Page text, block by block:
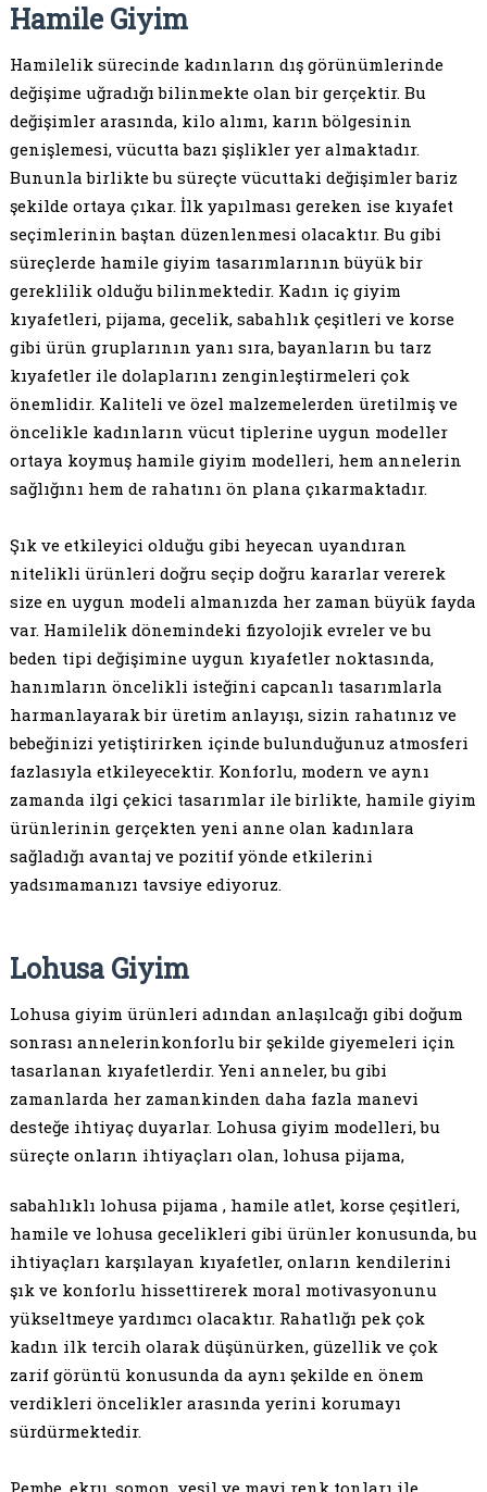
Hamile Giyim
Hamilelik sürecinde kadınların dış görünümlerinde
değişime uğradığı bilinmekte olan bir gerçektir. Bu
değişimler arasında, kilo alımı, karın bölgesinin
genişlemesi, vücutta bazı şişlikler yer almaktadır.
Bununla birlikte bu süreçte vücuttaki değişimler bariz
şekilde ortaya çıkar. İlk yapılması gereken ise kıyafet
seçimlerinin baştan düzenlenmesi olacaktır. Bu gibi
süreçlerde hamile giyim tasarımlarının büyük bir
gereklilik olduğu bilinmektedir. Kadın iç giyim
kıyafetleri, pijama, gecelik, sabahlık çeşitleri ve korse
gibi ürün gruplarının yanı sıra, bayanların bu tarz
kıyafetler ile dolaplarını zenginleştirmeleri çok
önemlidir. Kaliteli ve özel malzemelerden üretilmiş ve
öncelikle kadınların vücut tiplerine uygun modeller
ortaya koymuş hamile giyim modelleri, hem annelerin
sağlığını hem de rahatını ön plana çıkarmaktadır.
Şık ve etkileyici olduğu gibi heyecan uyandıran
nitelikli ürünleri doğru seçip doğru kararlar vererek
size en uygun modeli almanızda her zaman büyük fayda
var. Hamilelik dönemindeki fizyolojik evreler ve bu
beden tipi değişimine uygun kıyafetler noktasında,
hanımların öncelikli isteğini capcanlı tasarımlarla
harmanlayarak bir üretim anlayışı, sizin rahatınız ve
bebeğinizi yetiştirirken içinde bulunduğunuz atmosferi
fazlasıyla etkileyecektir. Konforlu, modern ve aynı
zamanda ilgi çekici tasarımlar ile birlikte, hamile giyim
ürünlerinin gerçekten yeni anne olan kadınlara
sağladığı avantaj ve pozitif yönde etkilerini
yadsımamanızı tavsiye ediyoruz.
Lohusa Giyim
Lohusa giyim ürünleri adından anlaşılcağı gibi doğum
sonrası annelerinkonforlu bir şekilde giyemeleri için
tasarlanan kıyafetlerdir. Yeni anneler, bu gibi
zamanlarda her zamankinden daha fazla manevi
desteğe ihtiyaç duyarlar. Lohusa giyim modelleri, bu
süreçte onların ihtiyaçları olan, lohusa pijama,
sabahlıklı lohusa pijama , hamile atlet, korse çeşitleri,
hamile ve lohusa gecelikleri gibi ürünler konusunda, bu
ihtiyaçları karşılayan kıyafetler, onların kendilerini
şık ve konforlu hissettirerek moral motivasyonunu
yükseltmeye yardımcı olacaktır. Rahatlığı pek çok
kadın ilk tercih olarak düşünürken, güzellik ve çok
zarif görüntü konusunda da aynı şekilde en önem
verdikleri öncelikler arasında yerini korumayı
sürdürmektedir.
Pembe, ekru, somon, yeşil ve mavi renk tonları ile